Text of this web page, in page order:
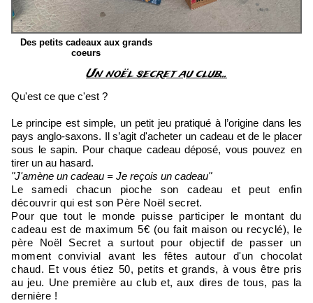
Des petits cadeaux aux grands
coeurs
Un noël secret au club...
Qu'est ce que c'est ?
Le principe est simple, un petit jeu pratiqué à l’origine dans les
pays anglo-saxons. Il s’agit d'acheter un cadeau et de le placer
sous le sapin. Pour chaque cadeau déposé, vous pouvez en
tirer un au hasard.
"J'amène un cadeau = Je reçois un cadeau"
Le samedi chacun pioche son cadeau et peut enfin
découvrir qui est son Père Noël secret.
Pour que tout le monde puisse participer le montant du
cadeau est de maximum 5€ (ou fait maison ou recyclé), le
père Noël Secret a surtout pour objectif de passer un
moment convivial avant les fêtes autour d'un chocolat
chaud. Et vous étiez 50, petits et grands, à vous être pris
au jeu. Une première au club et, aux dires de tous, pas la
dernière !